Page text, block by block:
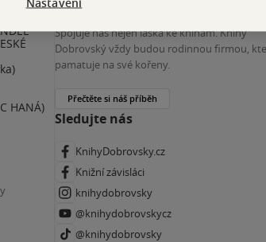
HANÁ)
Spojuje nás nejen láska ke knihám. Knihy
Dobrovský vždy budou rodinnou firmou,
pamatuje na své kořeny.
Přečtěte si náš příběh
Sledujte nás
KnihyDobrovsky.cz
Knižní závisláci
knihydobrovsky
@knihydobrovskycz
@knihydobrovsky